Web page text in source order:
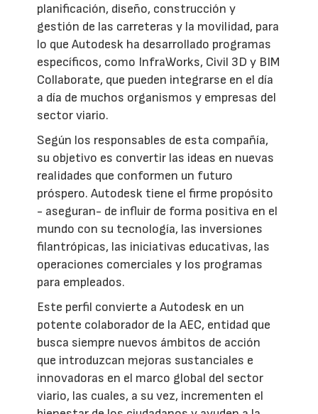
planificación, diseño, construcción y
gestión de las carreteras y la movilidad, para
lo que Autodesk ha desarrollado programas
específicos, como InfraWorks, Civil 3D y BIM
Collaborate, que pueden integrarse en el día
a día de muchos organismos y empresas del
sector viario.
Según los responsables de esta compañía,
su objetivo es convertir las ideas en nuevas
realidades que conformen un futuro
próspero. Autodesk tiene el firme propósito
- aseguran- de influir de forma positiva en el
mundo con su tecnología, las inversiones
filantrópicas, las iniciativas educativas, las
operaciones comerciales y los programas
para empleados.
Este perfil convierte a Autodesk en un
potente colaborador de la AEC, entidad que
busca siempre nuevos ámbitos de acción
que introduzcan mejoras sustanciales e
innovadoras en el marco global del sector
viario, las cuales, a su vez, incrementen el